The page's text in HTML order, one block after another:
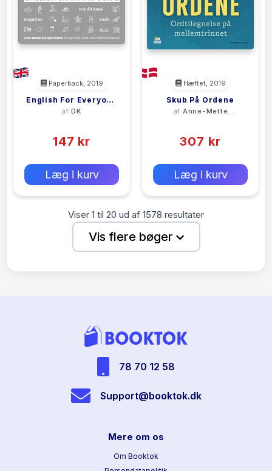
Paperback, 2019
English For Everyone
English Grammar
afDK
147 kr
Læg i kurv
Hæftet, 2019
Skub På Ordene
af Anne-Mette
307 kr
Læg i kurv
Viser 1 til 20 ud af 1578 resultater
Vis flere bøger
78 70 12 58
Support@booktok.dk
Mere om os
Om Booktok